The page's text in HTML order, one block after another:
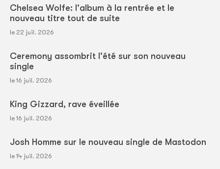
Chelsea Wolfe: l'album à la rentrée et le
nouveau titre tout de suite
le 22 juil. 2026
Ceremony assombrit l'été sur son nouveau
single
le 16 juil. 2026
King Gizzard, rave éveillée
le 16 juil. 2026
Josh Homme sur le nouveau single de Mastodon
le 14 juil. 2026